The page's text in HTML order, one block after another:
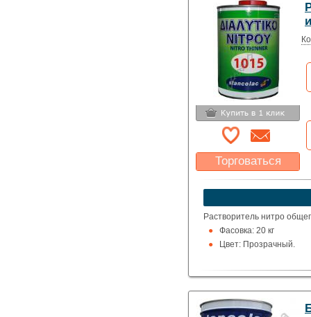
Торговаться
Какая цена Вас
устроит?
Растворитель нитро
Фасовка: 20 кг
Цвет: Прозрачный.